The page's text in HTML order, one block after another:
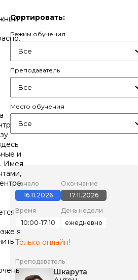
и
Имея
я
Сортировать:
Режим обучения
Преподаватель
Место обучения
Начало
16.11.2026
Окончание
17.11.2026
Время
10:00-17:10
День недели
ежедневно
Только онлайн!
Преподаватель
Шкарута